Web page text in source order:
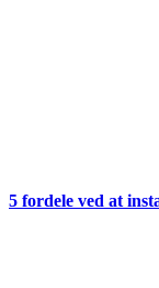
5 fordele ved at